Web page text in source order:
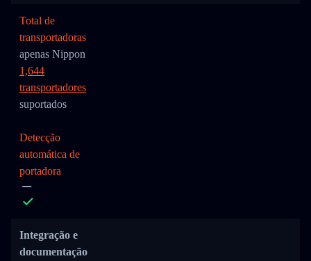
Total de
transportadoras
apenas Nippon
1,644
transportadores
suportados
Detecção
automática de
portadora
Integração e
documentação